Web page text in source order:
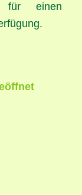
einen